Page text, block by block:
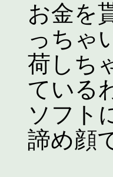
お金を
っちゃ
荷しち
ている
ソフト
諦め顔